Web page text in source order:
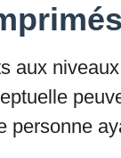
aux
personne